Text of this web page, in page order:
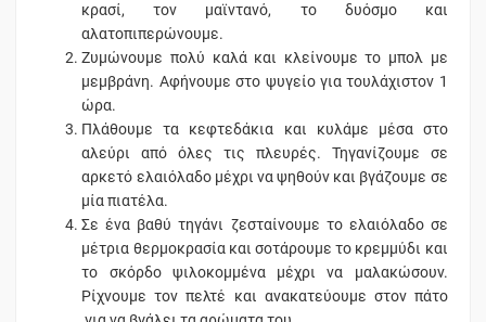
κρασί, τον μαϊντανό, το δυόσμο και
αλατοπιπερώνουμε.
Ζυμώνουμε πολύ καλά και κλείνουμε το μπολ με
μεμβράνη. Αφήνουμε στο ψυγείο για τουλάχιστον 1
ώρα.
Πλάθουμε τα κεφτεδάκια και κυλάμε μέσα στο
αλεύρι από όλες τις πλευρές. Τηγανίζουμε σε
αρκετό ελαιόλαδο μέχρι να ψηθούν και βγάζουμε σε
μία πιατέλα.
Σε ένα βαθύ τηγάνι ζεσταίνουμε το ελαιόλαδο σε
μέτρια θερμοκρασία και σοτάρουμε το κρεμμύδι και
το σκόρδο ψιλοκομμένα μέχρι να μαλακώσουν.
Ρίχνουμε τον πελτέ και ανακατεύουμε στον πάτο